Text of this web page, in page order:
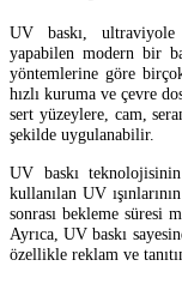
UV baskı, ultraviyole
yapabilen modern bir
yöntemlerine göre
hızlı kuruma ve çevre
sert yüzeylere, cam,
şekilde uygulanabilir.
UV baskı
kullanılan UV
sonrası bekleme süresi
Ayrıca, UV baskı
özellikle reklam ve